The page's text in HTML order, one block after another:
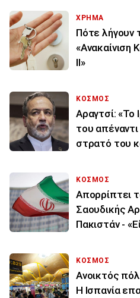
ΧΡΗΜΑ
Πότε λήγουν
«Ανακαίνιση
ΙΙ»
ΚΟΣΜΟΣ
Αραγτσί: «Το
του
στρατό του
ΚΟΣΜΟΣ
Απορρίπτει
Σαουδικής
Πακιστάν -
ΚΟΣΜΟΣ
Ανοικτός
Η Ισπανία